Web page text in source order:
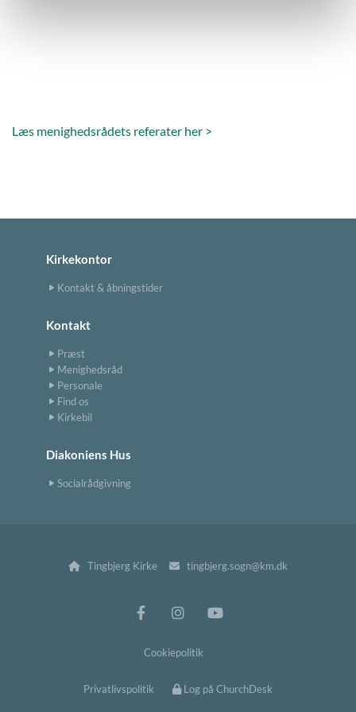
Læs menighedsrådets referater her >
Kirkekontor
Kontakt & åbningstider
Kontakt
Præst
Menighedsråd
Personale
Find os
Kirkebil
Diakoniens Hus
Socialrådgivning
 Tingbjerg Kirke  tingbjerg.sogn@km.dk
Cookiepolitik
Privatlivspolitik Log på ChurchDesk